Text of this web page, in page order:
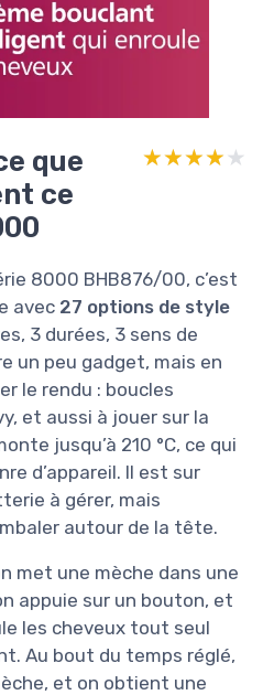
que
ce
★★★★★
★★★★★
8000 BHB876/00, c’est
avec 27 options de style
3 durées, 3 sens de
un peu gadget, mais en
le rendu : boucles
et aussi à jouer sur la
jusqu’à 210 °C, ce qui
d’appareil. Il est sur
à gérer, mais
autour de la tête.
met une mèche dans une
appuie sur un bouton, et
les cheveux tout seul
Au bout du temps réglé,
et on obtient une